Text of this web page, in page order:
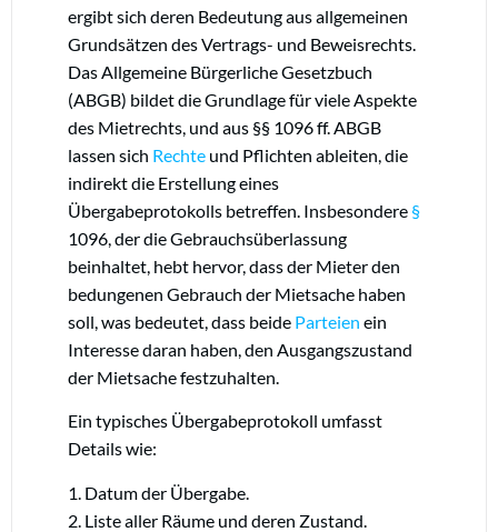
ergibt sich deren Bedeutung aus allgemeinen
Grundsätzen des Vertrags- und Beweisrechts.
Das Allgemeine Bürgerliche Gesetzbuch
(ABGB) bildet die Grundlage für viele Aspekte
des Mietrechts, und aus §§ 1096 ff. ABGB
lassen sich Rechte und Pflichten ableiten, die
indirekt die Erstellung eines
Übergabeprotokolls betreffen. Insbesondere §
1096, der die Gebrauchsüberlassung
beinhaltet, hebt hervor, dass der Mieter den
bedungenen Gebrauch der Mietsache haben
soll, was bedeutet, dass beide Parteien ein
Interesse daran haben, den Ausgangszustand
der Mietsache festzuhalten.
Ein typisches Übergabeprotokoll umfasst
Details wie:
1. Datum der Übergabe.
2. Liste aller Räume und deren Zustand.